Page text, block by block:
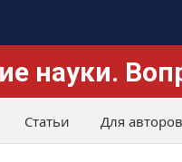
науки.
Статьи Для авторов